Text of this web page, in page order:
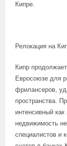
Кипре.
Релокация на
Кипр
Евросоюзе для
фрилансеров,
пространства.
интенсивный
недвижимость
специалистов и